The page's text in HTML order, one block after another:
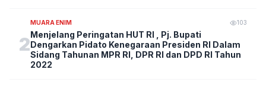
2
MUARA ENIM 103
Menjelang Peringatan HUT RI , Pj. Bupati
Dengarkan Pidato Kenegaraan Presiden RI Dalam
Sidang Tahunan MPR RI, DPR RI dan DPD RI Tahun
2022